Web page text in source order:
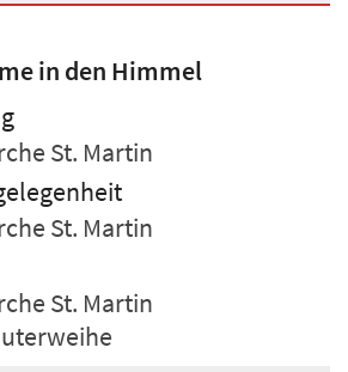
15. August 2026
in den Himmel
St. Martin
St. Martin
St. Martin